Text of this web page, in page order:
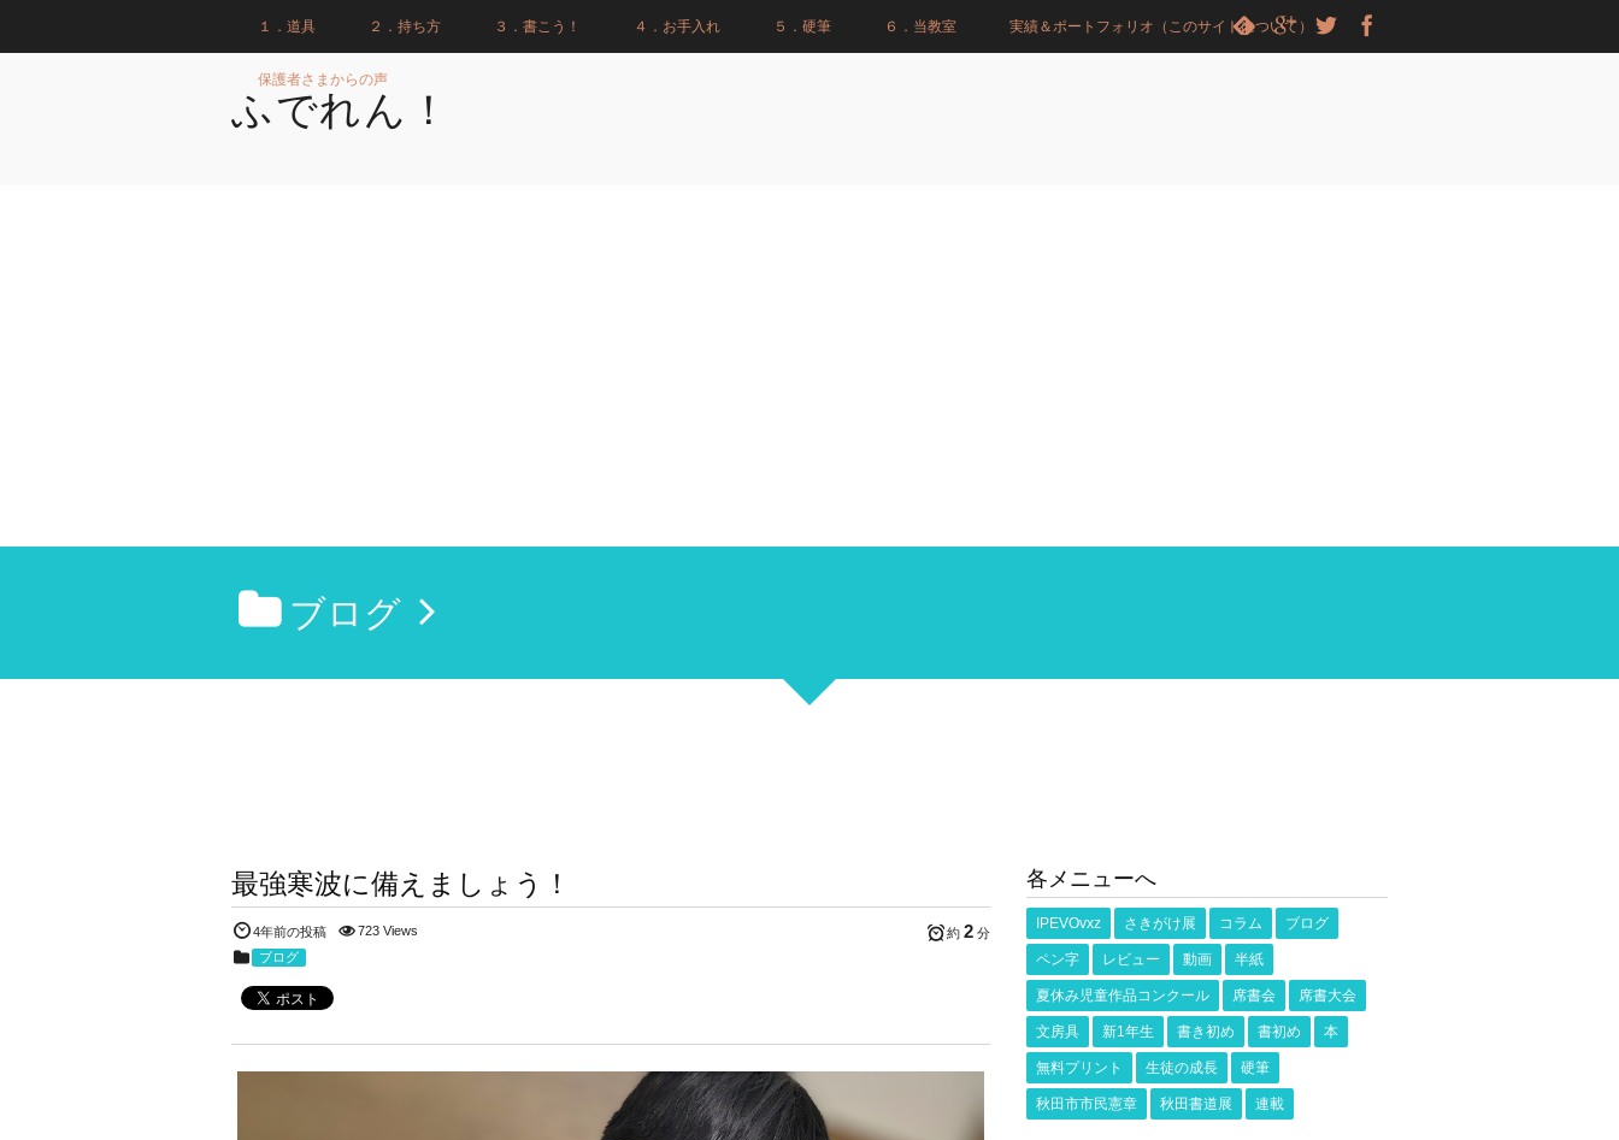
１．道具 ２．持ち方 ３．書こう！ ４．お手入れ ５．硬筆 ６．当教室 実績＆ポートフォリオ（このサイトについて）
保護者さまからの声
ふでれん！
ブログ
最強寒波に備えましょう！
4年前の投稿 723 Views 約 2 分
ブログ
各メニューへ
IPEVOvxz さきがけ展 コラム ブログ
ペン字 レビュー 動画 半紙
夏休み児童作品コンクール 席書会 席書大会
文房具 新1年生 書き初め 書初め 本
無料プリント 生徒の成長 硬筆
秋田市市民憲章 秋田書道展 連載